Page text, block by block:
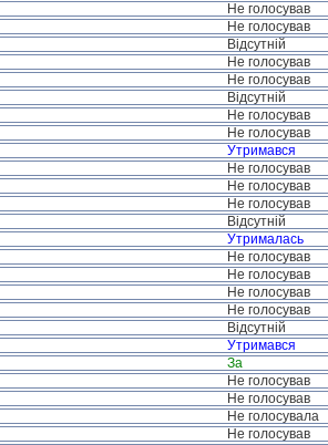
Не голосував
Не голосував
Відсутній
Не голосував
Не голосував
Відсутній
Не голосував
Не голосував
Утримався
Не голосував
Не голосував
Не голосував
Відсутній
Утрималась
Не голосував
Не голосував
Не голосував
Не голосував
Відсутній
Утримався
За
Не голосував
Не голосував
Не голосувала
Не голосував